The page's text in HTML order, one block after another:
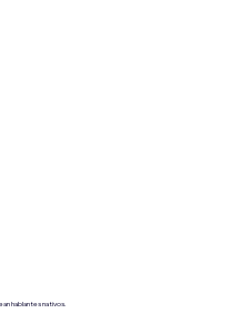
hablantes nativos.